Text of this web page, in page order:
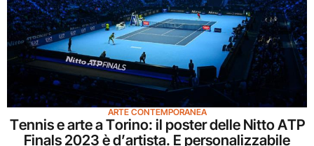
ARTE CONTEMPORANEA
Tennis e arte a Torino: il poster delle Nitto ATP
Finals 2023 è d’artista. E personalizzabile